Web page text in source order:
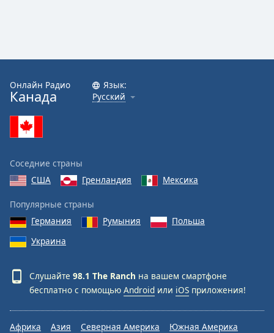
Family
Reset
Done
Dialog
End
dialog
window.
Онлайн Радио
Канада
Язык:
Русский
Соседние страны
США
Гренландия Мексика
Популярные страны
Германия
Румыния
Польша
Украина
Слушайте 98.1 The Ranch на вашем смартфоне
бесплатно с помощью Android или iOS приложения!
Африка Азия Северная Америка Южная Америка